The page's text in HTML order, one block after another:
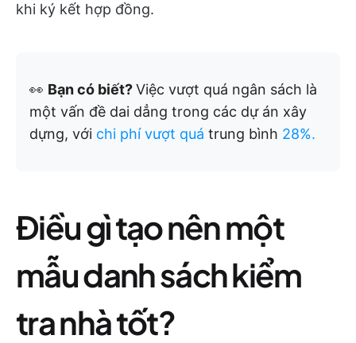
khi ký kết hợp đồng.
👀 Bạn có biết?Việc vượt quá ngân sách là
một vấn đề dai dẳng trong các dự án xây
dựng, với chi phí vượt quá trung bình 28%.
Điều gì tạo nên một
mẫu danh sách kiểm
tra nhà tốt?